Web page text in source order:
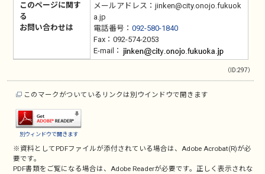
このページに関す
る
お問い合わせは
メールアドレス：jinken@city.onojo.fukuok
a.jp
電話番号： 092-580-1840
Fax：092-574-2053
E-mail：
（ID:297）
このマークがついているリンクは別ウインドウで開きます
別ウィンドウで開きます
※資料としてPDFファイルが添付されている場合は、Adobe Acrobat(R)が必
要です。
PDF書類をご覧になる場合は、Adobe Readerが必要です。正しく表示されな